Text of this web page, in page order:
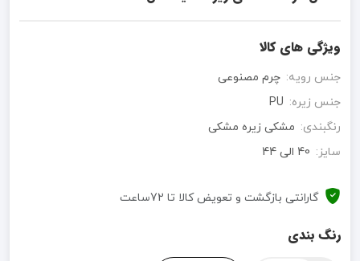
ویژگی های کالا
جنس رویه: چرم مصنوعی
جنس زیره: PU
رنگبندی: مشکی زیره مشکی
سایز: 40 الی 44
گارانتی بازگشت و تعویض کالا تا 72ساعت
رنگ بندی